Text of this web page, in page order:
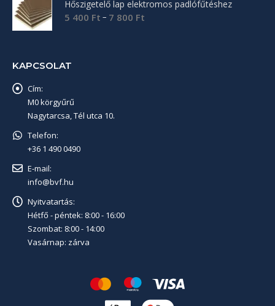
Hőszigetelő lap elektromos padlófűtéshez
5 400 Ft – 7 800 Ft
KAPCSOLAT
Cím:
M0 körgyűrű
Nagytarcsa, Tél utca 10.
Telefon:
+36 1 490 0490
E-mail:
info@bvf.hu
Nyitvatartás:
Hétfő - péntek: 8:00 - 16:00
Szombat: 8:00 - 14:00
Vasárnap: zárva